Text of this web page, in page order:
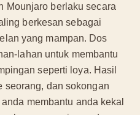
Mounjaro berlaku secara
berkesan sebagai
yang mampan. Dos
lahan untuk membantu
seperti loya. Hasil
seorang, dan sokongan
membantu anda kekal